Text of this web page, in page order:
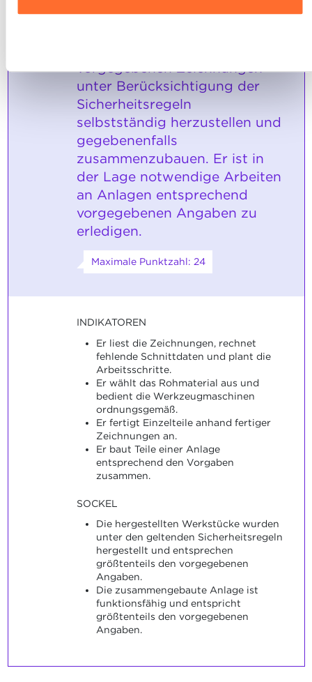
Ausführlichere Informationen darüber, wie wir Cookies
vorgegebenen Zeichnungen
unter Berücksichtigung der
Sicherheitsregeln
selbstständig herzustellen und
gegebenenfalls
zusammenzubauen. Er ist in
der Lage notwendige Arbeiten
an Anlagen entsprechend
vorgegebenen Angaben zu
erledigen.
Maximale Punktzahl: 24
INDIKATOREN
Er liest die Zeichnungen, rechnet
fehlende Schnittdaten und plant die
Arbeitsschritte.
Er wählt das Rohmaterial aus und
bedient die Werkzeugmaschinen
ordnungsgemäß.
Er fertigt Einzelteile anhand fertiger
Zeichnungen an.
Er baut Teile einer Anlage
entsprechend den Vorgaben
zusammen.
SOCKEL
Die hergestellten Werkstücke wurden
unter den geltenden Sicherheitsregeln
hergestellt und entsprechen
größtenteils den vorgegebenen
Angaben.
Die zusammengebaute Anlage ist
funktionsfähig und entspricht
größtenteils den vorgegebenen
Angaben.